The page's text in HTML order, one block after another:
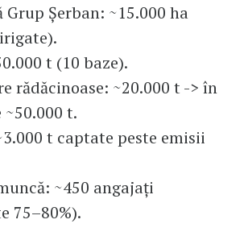
Grup Șerban: ~15.000 ha
t (10 baze).
rădăcinoase: ~20.000 t -> în
t.
t captate peste emisii
~450 angajați
75–80%).